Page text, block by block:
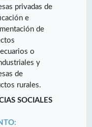
privadas de
e
de
o
y
de
rurales.
SOCIALES